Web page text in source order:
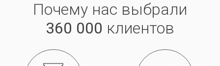
Почему нас выбрали
360 000 клиентов